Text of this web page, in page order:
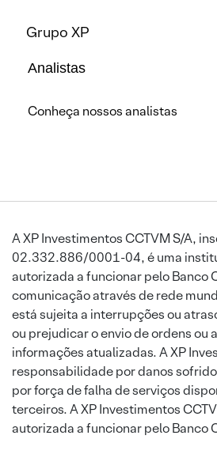
Grupo XP
Analistas
Conheça nossos analistas
A XP Investimentos CCTVM S/A,
02.332.886/0001-04, é uma
autorizada a funcionar pelo Banco
comunicação através de rede
está sujeita a interrupções ou
ou prejudicar o envio de ordens ou
informações atualizadas. A XP
responsabilidade por danos
por força de falha de serviços
terceiros. A XP Investimentos
autorizada a funcionar pelo Banco